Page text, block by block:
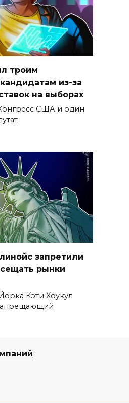
троим
из-за
на выборах
США и один
запретили
рынки
Кэти Хоукул